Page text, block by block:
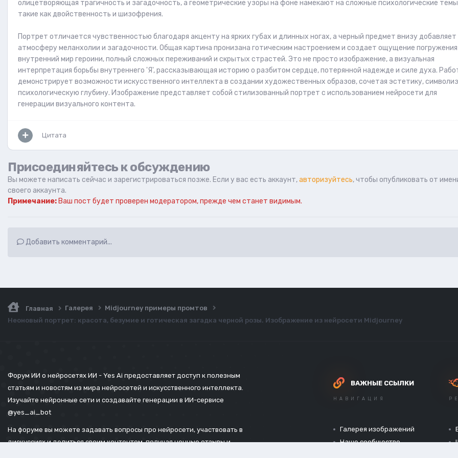
олицетворяющая трагичность и загадочность, а геометрические узоры на фоне намекают на сложные психологические
такие как двойственность и шизофрения.
Портрет отличается чувственностью благодаря акценту на ярких губах и длинных ногах, а черный предмет внизу добавляет
атмосферу меланхолии и загадочности. Общая картина пронизана готическим настроением и создает ощущение погружения
внутренний мир героини, полный сложных переживаний и скрытых страстей. Это не просто изображение, а визуальная
интерпретация борьбы внутреннего 'Я', рассказывающая историю о разбитом сердце, потерянной надежде и силе духа.
демонстрирует возможности искусственного интеллекта в создании художественных образов, сочетая эстетику,
психологическую глубину. Изображение представляет собой стилизованный портрет с использованием нейросети для
генерации визуального контента.
Цитата
Присоединяйтесь к обсуждению
Вы можете написать сейчас и зарегистрироваться позже. Если у вас есть аккаунт,авторизуйтесь, чтобы опубликовать от
своего аккаунта.
Примечание: Ваш пост будет проверен модератором, прежде чем станет видимым.
Добавить комментарий...
Главная Галерея
Midjourney примеры промтов
Неоновый портрет: красота, безумие и готическая загадка черной розы. Изображение из нейросети Midjourney
Форум ИИ о нейросетях ИИ - Yes Ai предоставляет доступ к полезным
статьям и новостям из мира нейросетей и искусственного интеллекта.
Изучайте нейронные сети и создавайте генерации в ИИ-сервисе
@yes_ai_bot
На форуме вы можете задавать вопросы про нейросети, участвовать в
дискуссиях и делиться своим контентом, получая ценные отзывы и
ВАЖНЫЕ ССЫЛКИ
НАВИГАЦИЯ
Галерея изображений
Наше сообщество